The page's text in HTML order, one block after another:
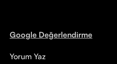
Google Değerlendirme
Yorum Yaz